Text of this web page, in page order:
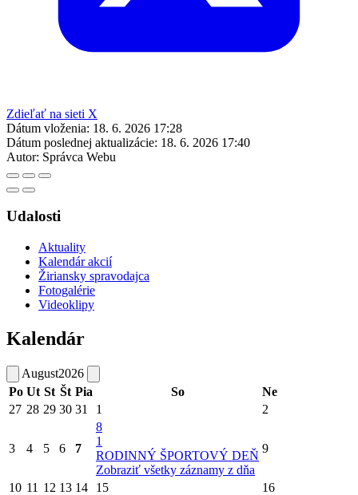
Zdieľať na sieti X
Dátum vloženia: 18. 6. 2026 17:28
Dátum poslednej aktualizácie: 18. 6. 2026 17:40
Autor: Správca Webu
Udalosti
Aktuality
Kalendár akcií
Žiriansky spravodajca
Fotogalérie
Videoklipy
Kalendár
August2026
Po Ut St Št Pia So
Ne
27 28 29 30 31 1 2
3 4 5 6 7
8
1
RODINNÝ ŠPORTOVÝ DEŇ
Zobraziť všetky záznamy z dňa
9
10 11 12 13 14 15
16